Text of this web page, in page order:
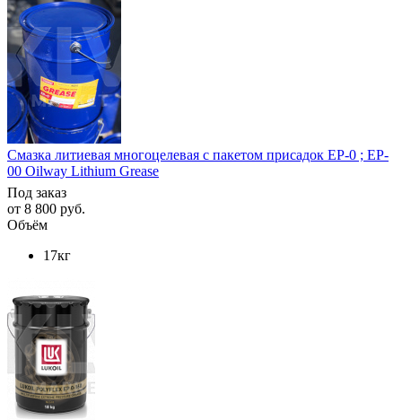
Смазка литиевая многоцелевая с пакетом присадок EP-0 ; EP-
00 Oilway Lithium Grease
Под заказ
от 8 800 руб.
Объём
17кг